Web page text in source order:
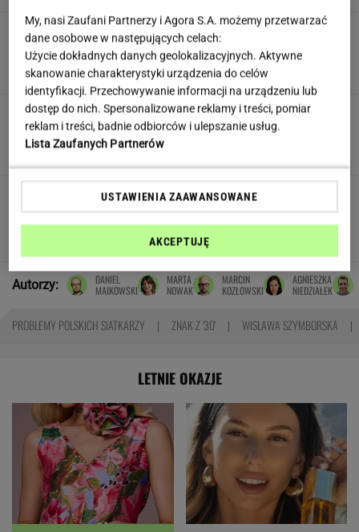
To nie droga na skróty. Matka pokazuje, jak
naprawdę wygląda edukacja domowa
MATERIAŁ PROMOCYJNY
Uciekli z Warszawy do
Łomianek. Dziś mówią o jednym: korkach
SUBSKRYPCJA
Oto darmowy sposób na
odcinkowe pomiary prędkości. Polski program
TOMASZ OKUROWSKI
Autorzy:
DANIEL
MAIKOWSKI
MARTA
NOWAK
MARCIN
KOZŁOWSKI
AGNIESZKA
NIEDZIAŁEK
PROBLEMY POLSKICH SIATKARZY ZNAK Z '30' WISŁAWA SZYMBORSKA
LETNIE OKAZJE
My, nasi Zaufani Partnerzy i Agora S.A. możemy przetwarzać
dane osobowe w następujących celach:
Użycie dokładnych danych geolokalizacyjnych. Aktywne
skanowanie charakterystyki urządzenia do celów
identyfikacji. Przechowywanie informacji na urządzeniu lub
dostęp do nich. Spersonalizowane reklamy i treści, pomiar
reklam i treści, badnie odbiorców i ulepszanie usług.
Lista Zaufanych Partnerów
USTAWIENIA ZAAWANSOWANE
AKCEPTUJĘ